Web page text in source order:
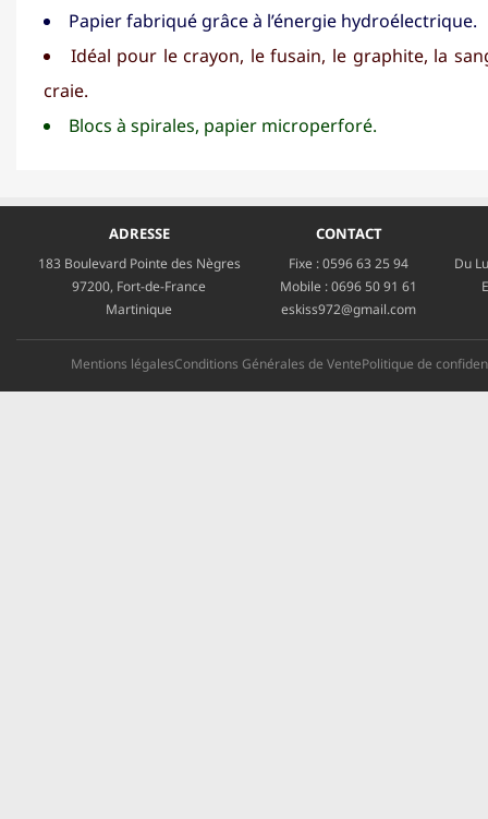
Papier fabriqué grâce à l’énergie hydroélectrique.
Idéal pour le crayon, le fusain, le graphite, la
craie.
Blocs à spirales, papier microperforé.
ADRESSE
183 Boulevard Pointe des Nègres
97200, Fort-de-France
Martinique
CONTACT
Fixe :0596 63 25 94
Mobile :0696 50 91 61
eskiss972@gmail.com
Du
Mentions légalesConditions Générales de VentePolitique de